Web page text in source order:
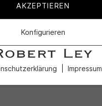
AKZEPTIEREN
Konfigurieren
Impressum